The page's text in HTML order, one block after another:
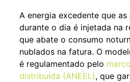
A energia excedente que as
durante o dia é injetada na
que abate o consumo
nublados na fatura. O
é regulamentado pelo
distribuída (ANEEL), que